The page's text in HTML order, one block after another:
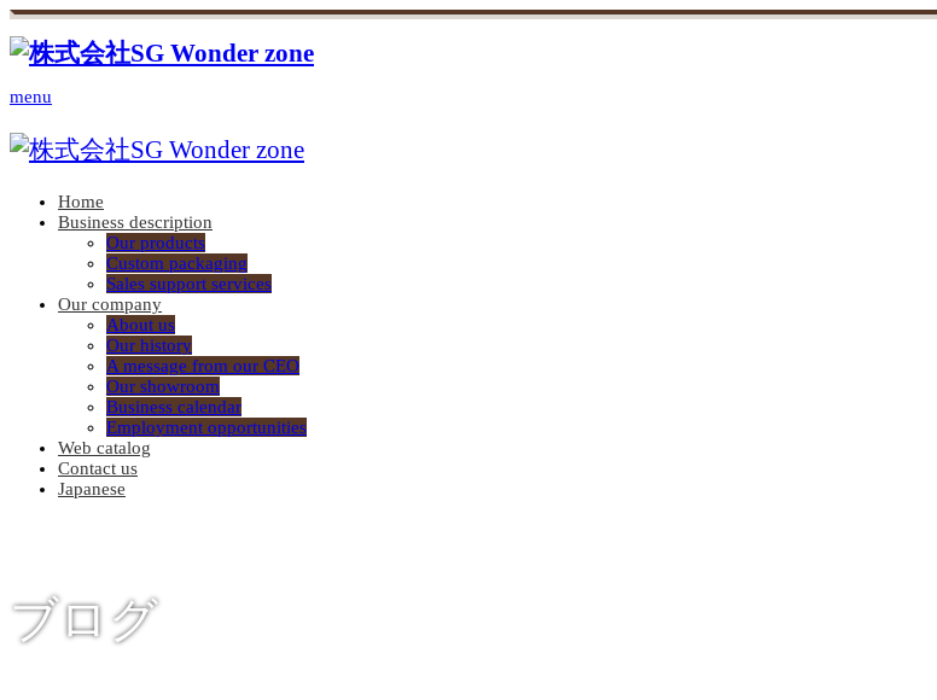
menu
Home
Business description
Our products
Custom packaging
Sales support services
Our company
About us
Our history
A message from our CEO
Our showroom
Business calendar
Employment opportunities
Web catalog
Contact us
Japanese
ブログ